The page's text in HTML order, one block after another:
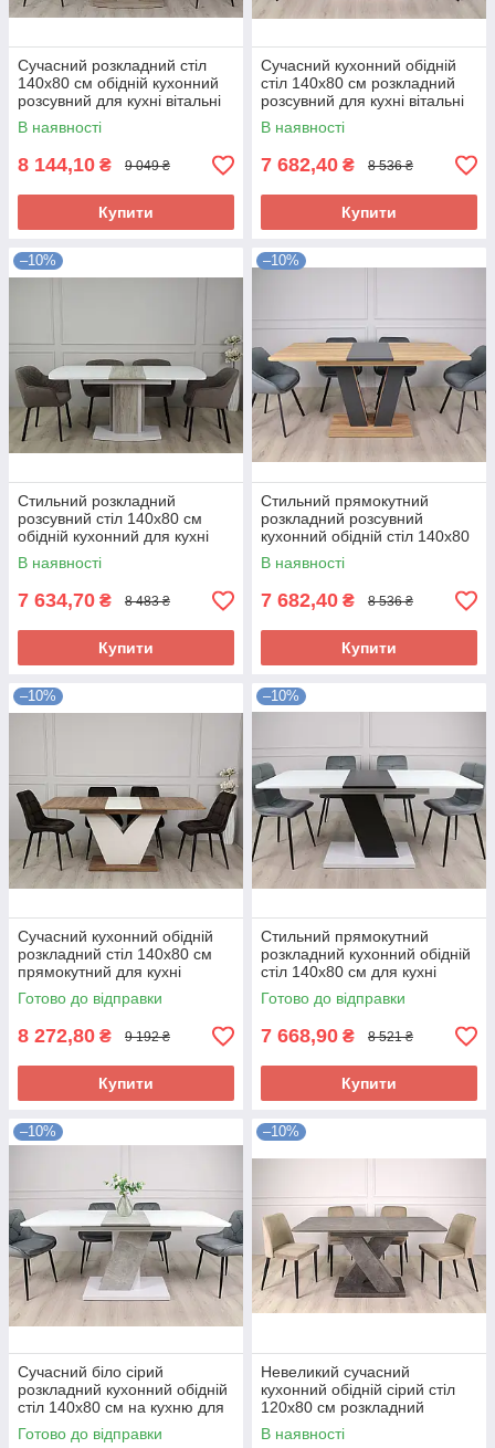
Сучасний розкладний стіл
140х80 см обідній кухонний
розсувний для кухні вітальні
на одній ніжці Avalon
В наявності
8 144,10 ₴ 9 049 ₴
Купити
Сучасний кухонний обідній
стіл 140х80 см розкладний
розсувний для кухні вітальні
біло сірий Torino BI
В наявності
7 682,40 ₴ 8 536 ₴
Купити
–10%
Стильний розкладний
розсувний стіл 140х80 см
обідній кухонний для кухні
вітальні на одній ніжці ЛДСП
Fenix
В наявності
7 634,70 ₴ 8 483 ₴
Купити
–10%
Стильний прямокутний
розкладний розсувний
кухонний обідній стіл 140х80
см для кухні вітальні Torino
BG
В наявності
7 682,40 ₴ 8 536 ₴
Купити
–10%
Сучасний кухонний обідній
розкладний стіл 140х80 см
прямокутний для кухні
вітальні на одній ніжці Volt
Готово до відправки
8 272,80 ₴ 9 192 ₴
Купити
–10%
Стильний прямокутний
розкладний кухонний обідній
стіл 140х80 см для кухні
вітальні біло чорний Carvelo
BB
Готово до відправки
7 668,90 ₴ 8 521 ₴
Купити
–10%
Сучасний біло сірий
розкладний кухонний обідній
стіл 140х80 см на кухню для
вітальні залу Carvelo BI
Готово до відправки
–10%
Невеликий сучасний
кухонний обідній сірий стіл
120х80 см розкладний
розсувний прямокутний на
кухню Dark
В наявності